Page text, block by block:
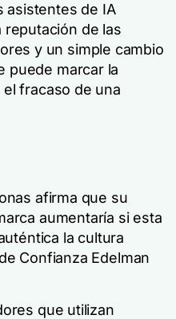
asistentes de IA
reputación de las
y un simple cambio
puede marcar la
fracaso de una
afirma que su
aumentaría si esta
la cultura
Confianza Edelman
que utilizan